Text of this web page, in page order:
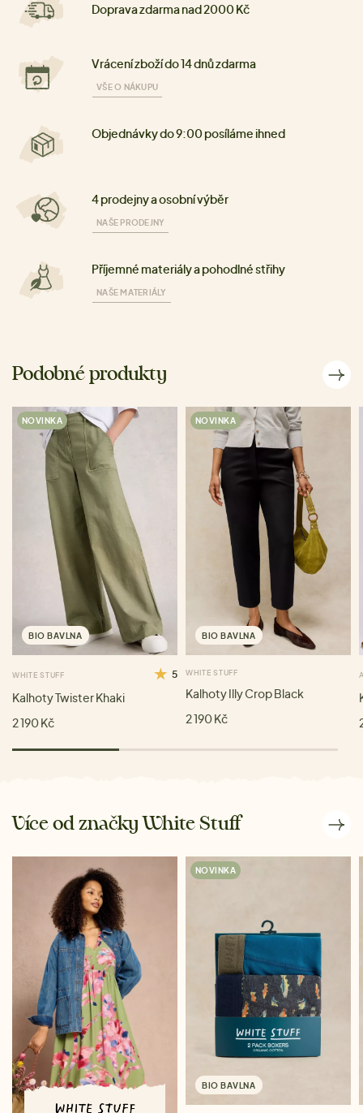
Doprava zdarma nad 2000 Kč
Vrácení zboží do 14 dnů zdarma
VŠE O NÁKUPU
Objednávky do 9:00 posíláme ihned
4 prodejny a osobní výběr
NAŠE PRODEJNY
Příjemné materiály a pohodlné střihy
NAŠE MATERIÁLY
Podobné produkty
NOVINKA
BIO BAVLNA
WHITE STUFF 5
Kalhoty Twister Khaki
2 190 Kč
NOVINKA
BIO BAVLNA
WHITE STUFF
Kalhoty Illy Crop Black
2 190 Kč
Více od značky White Stuff
NOVINKA
BIO BAVLNA